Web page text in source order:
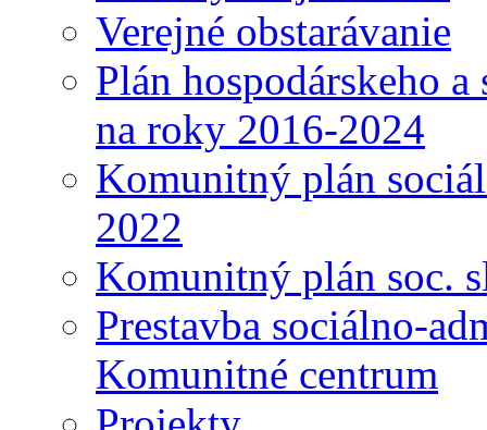
Verejné obstarávanie
Plán hospodárskeho
na roky 2016-2024
Komunitný plán
2022
Komunitný plán soc.
Prestavba sociálno-
Komunitné centrum